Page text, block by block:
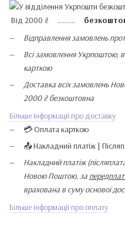
Від 2000 ₴ ..........
Відправлення замовлень
Всі замовлення Укрпоштою,
карткою
Доставка всіх замовлень
2000 ₴ безкоштовна
Більше інформації про доставку
💳 Оплата карткою
📤 Накладний платіж |
Накладний платіж
Новою Поштою, за
врахована в суму основої
Більше інформації про оплату